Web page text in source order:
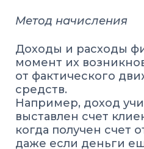
Метод начисления
Доходы и расходы
момент их
от фактического
средств.
Например, доход
выставлен счет
когда получен счет
даже если деньги